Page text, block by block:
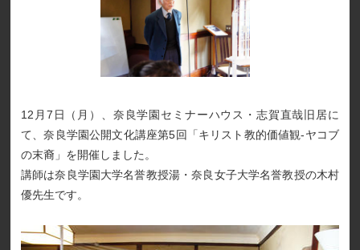
12月7日（月）、奈良学園セミナーハウス・志賀直哉旧居に
て、奈良学園公開文化講座第5回「キリスト教的価値観-ヤコブ
の末裔」を開催しました。
講師は奈良学園大学名誉教授湯・奈良女子大学名誉教授の木村
優先生です。